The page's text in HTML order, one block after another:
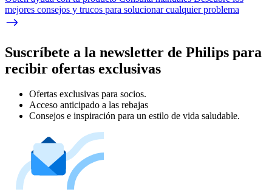
mejores consejos y trucos para solucionar cualquier problema
Suscríbete a la newsletter de Philips para
recibir ofertas exclusivas
Ofertas exclusivas para socios.
Acceso anticipado a las rebajas
Consejos e inspiración para un estilo de vida saludable.